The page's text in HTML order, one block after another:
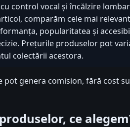
control vocal și încălzire
comparăm cele mai
popularitatea și
Prețurile produselor pot
colectării acestora.
pot genera comision, fără cost
ce